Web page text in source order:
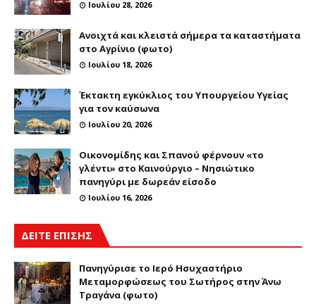
Ιουλίου 28, 2026
Ανοιχτά και κλειστά σήμερα τα καταστήματα
στο Αγρίνιο (φωτο)
Ιουλίου 18, 2026
Έκτακτη εγκύκλιος του Υπουργείου Υγείας
για τον καύσωνα
Ιουλίου 20, 2026
Οικονομίδης και Σπανού φέρνουν «το
γλέντι» στο Καινούργιο – Νησιώτικο
πανηγύρι με δωρεάν είσοδο
Ιουλίου 16, 2026
ΔΕΙΤΕ ΕΠΙΣΗΣ
Πανηγύρισε το Ιερό Ησυχαστήριο
Μεταμορφώσεως του Σωτήρος στην Άνω
Τραγάνα (φωτο)